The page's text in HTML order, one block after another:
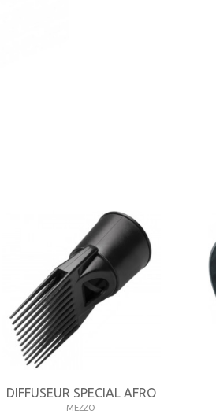
DIFFUSEUR SPECIAL AFRO
MEZZO